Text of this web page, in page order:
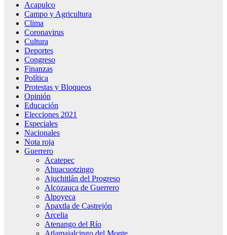
Acapulco
Campo y Agricultura
Clima
Coronavirus
Cultura
Deportes
Congreso
Finanzas
Política
Protestas y Bloqueos
Opinión
Educación
Elecciones 2021
Especiales
Nacionales
Nota roja
Guerrero
Acatepec
Ahuacuotzingo
Ajuchitlán del Progreso
Alcozauca de Guerrero
Alpoyeca
Apaxtla de Castrejón
Arcelia
Atenango del Río
Atlamajalcingo del Monte